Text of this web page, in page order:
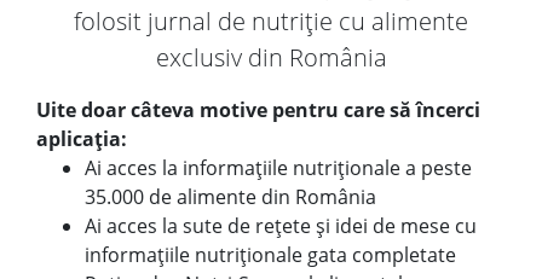
folosit jurnal de nutriție cu alimente
exclusiv din România
Uite doar câteva motive pentru care să încerci
aplicația:
Ai acces la informațiile nutriționale a peste
35.000 de alimente din România
Ai acces la sute de rețete și idei de mese cu
informațiile nutriționale gata completate